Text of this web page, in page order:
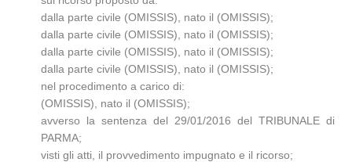
dalla parte civile (OMISSIS), nato il (OMISSIS);
dalla parte civile (OMISSIS), nato il (OMISSIS);
dalla parte civile (OMISSIS), nato il (OMISSIS);
dalla parte civile (OMISSIS), nato il (OMISSIS);
nel procedimento a carico di:
(OMISSIS), nato il (OMISSIS);
avverso la sentenza del 29/01/2016 del TRIBUNALE di
PARMA;
visti gli atti, il provvedimento impugnato e il ricorso;